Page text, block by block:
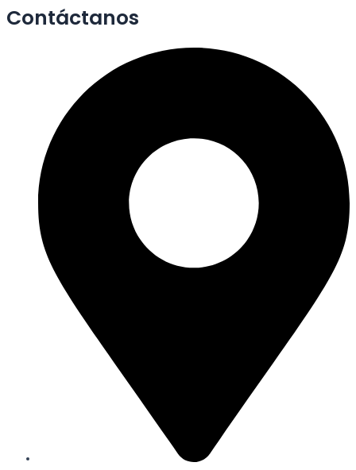
Contáctanos